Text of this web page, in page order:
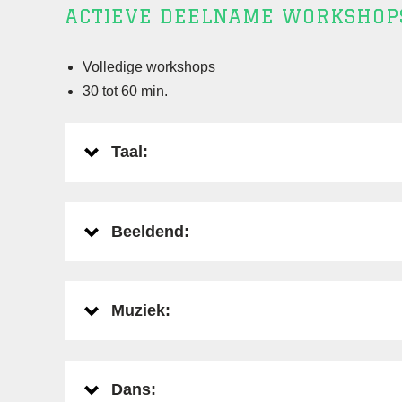
ACTIEVE DEELNAME
Volledige workshops
30 tot 60 min.
Taal:
Beeldend:
Muziek:
Dans: